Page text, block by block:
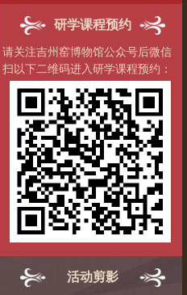
研学课程预约
请关注吉州窑博物馆公众号后微信
扫以下二维码进入研学课程预约：
活动剪影
“欢乐猜灯谜，喜庆闹元... 9月24日